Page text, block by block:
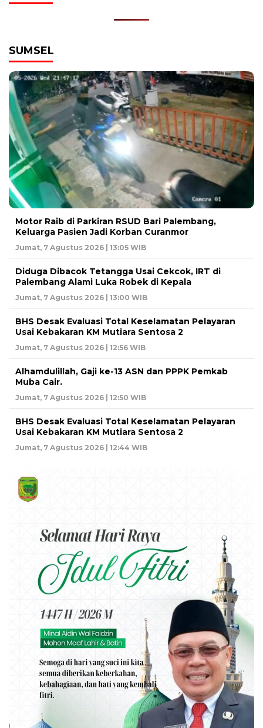
SUMSEL
Motor Raib di Parkiran RSUD Bari Palembang,
Keluarga Pasien Jadi Korban Curanmor
Jumat, 7 Agustus 2026 | 13:05 WIB
Diduga Dibacok Tetangga Usai Cekcok, IRT di
Palembang Alami Luka Robek di Kepala
Jumat, 7 Agustus 2026 | 13:00 WIB
BHS Desak Evaluasi Total Keselamatan Pelayaran
Usai Kebakaran KM Mutiara Sentosa 2
Jumat, 7 Agustus 2026 | 12:56 WIB
Alhamdulillah, Gaji ke-13 ASN dan PPPK Pemkab
Muba Cair.
Jumat, 7 Agustus 2026 | 12:50 WIB
BHS Desak Evaluasi Total Keselamatan Pelayaran
Usai Kebakaran KM Mutiara Sentosa 2
Jumat, 7 Agustus 2026 | 12:44 WIB